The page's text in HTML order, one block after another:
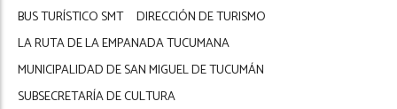
BUS TURÍSTICO SMT
DIRECCIÓN DE TURISMO
LA RUTA DE LA EMPANADA TUCUMANA
MUNICIPALIDAD DE SAN MIGUEL DE TUCUMÁN
SUBSECRETARÍA DE CULTURA